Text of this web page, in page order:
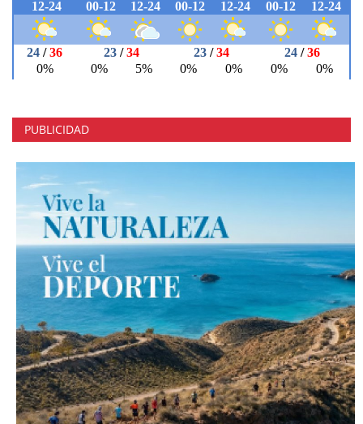
PUBLICIDAD